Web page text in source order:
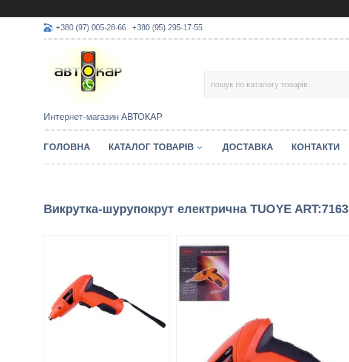
+380 (97) 005-28-66 +380 (95) 295-17-55
Интернет-магазин АВТОКАР
ГОЛОВНА КАТАЛОГ ТОВАРІВ ДОСТАВКА КОНТАКТИ
Викрутка-шурупокрут електрична TUOYE ART:7163